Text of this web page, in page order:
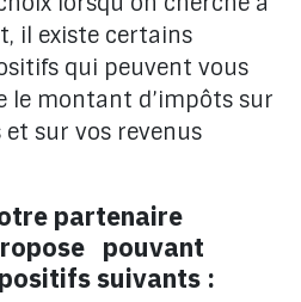
il existe certains
qui peuvent vous
le montant d’impôts sur
sur vos revenus
partenaire
pouvant
suivants :